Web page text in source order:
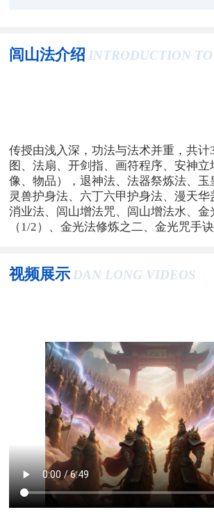
闾山法介绍 INTRODUCTION
传授由浅入深，功法与法术并重，共计
图、法扇、开剑指、画符程序、安神立
像、物品），退神法、法器祭炼法、玉
灵兽护身法、六丁六甲护身法、漫天华
消业法、闾山增法咒、闾山增法水、金
（1/2）、金光法修炼之二、金光咒手
视频展示 DAN LONG VIDEOS